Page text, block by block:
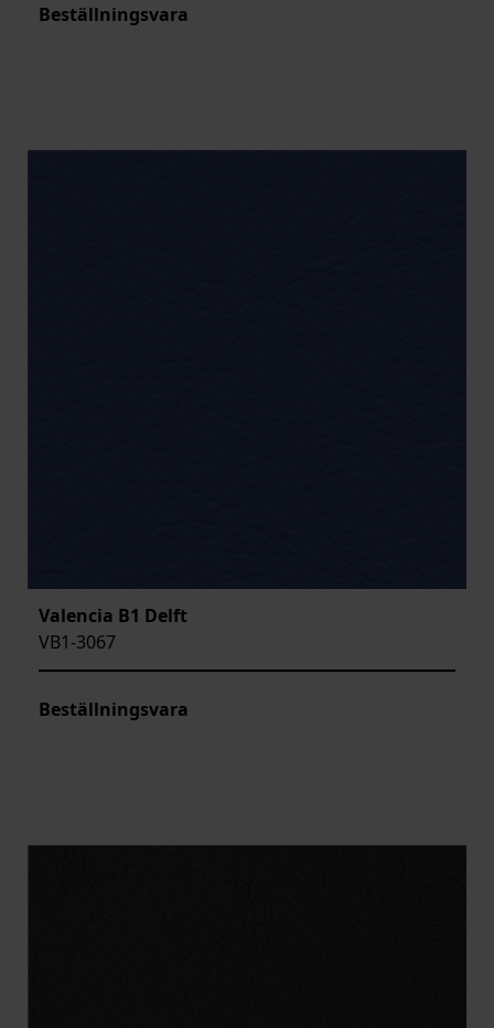
Beställningsvara
Valencia B1 Delft
VB1-3067
Beställningsvara